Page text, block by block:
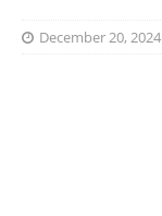
December 20, 2024